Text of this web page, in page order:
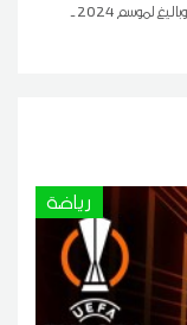
تدور مساء اليوم الخميس مواجهات ذهاب الدور16 لمسابقة اليوروبا ليغ لموسم 2024 ـ
رياضة